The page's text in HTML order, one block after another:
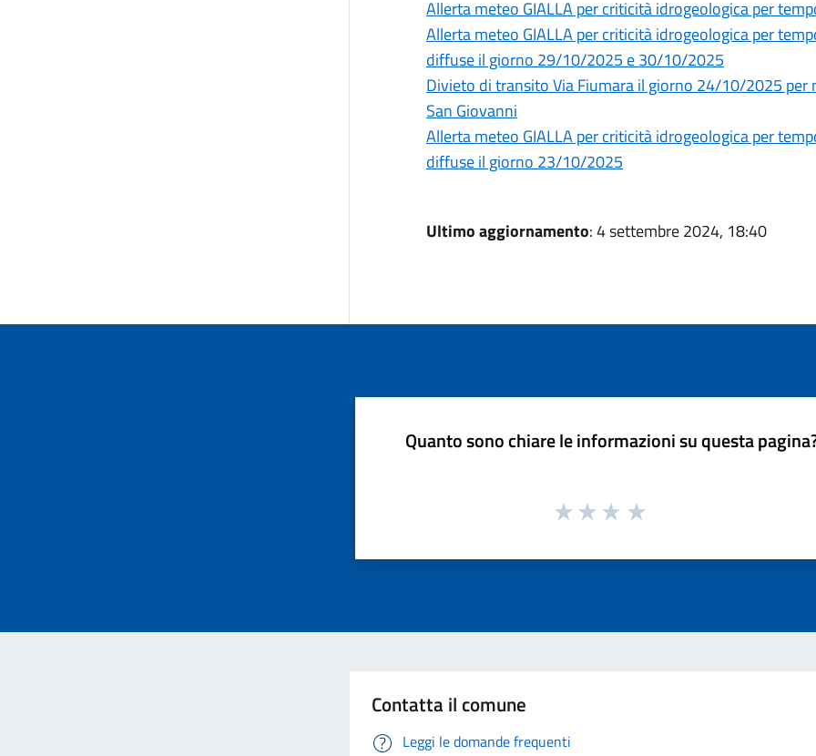
Allerta meteo GIALLA per criticità idrogeologica per
Allerta meteo GIALLA per criticità idrogeologica per
diffuse il giorno 29/10/2025 e 30/10/2025
Divieto di transito Via Fiumara il giorno 24/10/2025
San Giovanni
Allerta meteo GIALLA per criticità idrogeologica per
diffuse il giorno 23/10/2025
Ultimo aggiornamento: 4 settembre 2024, 18:40
Quanto sono chiare le informazioni su questa
Contatta il comune
Leggi le domande frequenti